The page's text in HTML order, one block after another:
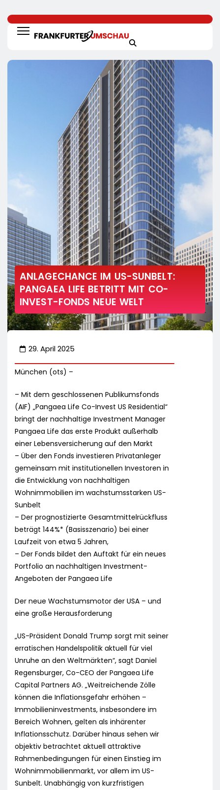
ANLAGECHANCE IM US-SUNBELT:
PANGAEA LIFE BETRITT MIT CO-
INVEST-FONDS NEUE WELT
29. April 2025
München (ots) –
– Mit dem geschlossenen Publikumsfonds
(AIF) „Pangaea Life Co-Invest US Residential“
bringt der nachhaltige Investment Manager
Pangaea Life das erste Produkt außerhalb
einer Lebensversicherung auf den Markt
– Über den Fonds investieren Privatanleger
gemeinsam mit institutionellen Investoren in
die Entwicklung von nachhaltigen
Wohnimmobilien im wachstumsstarken US-
Sunbelt
– Der prognostizierte Gesamtmittelrückfluss
beträgt 144%* (Basisszenario) bei einer
Laufzeit von etwa 5 Jahren,
– Der Fonds bildet den Auftakt für ein neues
Portfolio an nachhaltigen Investment-
Angeboten der Pangaea Life
Der neue Wachstumsmotor der USA – und
eine große Herausforderung
„US-Präsident Donald Trump sorgt mit seiner
erratischen Handelspolitik aktuell für viel
Unruhe an den Weltmärkten“, sagt Daniel
Regensburger, Co-CEO der Pangaea Life
Capital Partners AG. „Weitreichende Zölle
können die Inflationsgefahr erhöhen –
Immobilieninvestments, insbesondere im
Bereich Wohnen, gelten als inhärenter
Inflationsschutz. Darüber hinaus sehen wir
objektiv betrachtet aktuell attraktive
Rahmenbedingungen für einen Einstieg im
Wohnimmobilienmarkt, vor allem im US-
Sunbelt. Unabhängig von kurzfristigen